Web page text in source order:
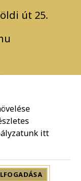
út 25.
itt